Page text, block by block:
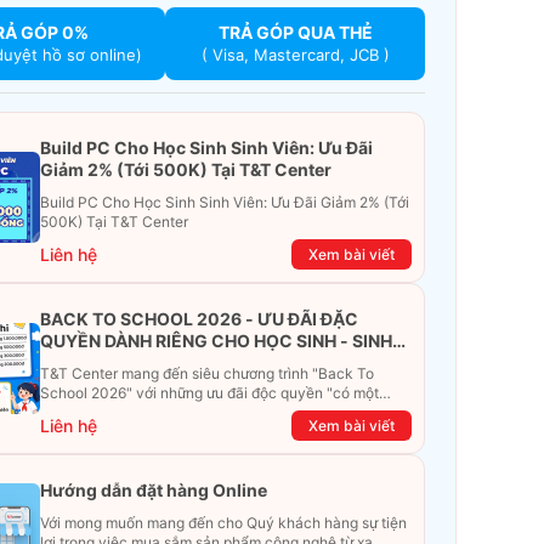
GÓP 0%
hồ sơ online)
TRẢ GÓP QUA THẺ
( Visa, Mastercard, JCB )
Build PC Cho Học Sinh Sinh Viên: Ưu Đãi
Giảm 2% (Tới 500K) Tại T&T Center
Build PC Cho Học Sinh Sinh Viên: Ưu Đãi Giảm 2% (Tới
500K) Tại T&T Center
Liên hệ Xem bài viết
BACK TO SCHOOL 2026 - ƯU ĐÃI ĐẶC
QUYỀN DÀNH RIÊNG CHO HỌC SINH - SINH
T&T Center mang đến siêu chương trình "Back To
School 2026" với những ưu đãi độc quyền "có một
không hai". Đừng để chiếc ví phải "ét-ô-ét", cùng
khám phá ngay ưu đãi siêu khủng dưới đây nhé!
Liên hệ Xem bài viết
Hướng dẫn đặt hàng Online
Với mong muốn mang đến cho Quý khách hàng sự tiện